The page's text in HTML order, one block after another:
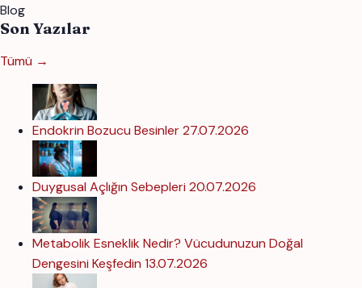
Blog
Son Yazılar
Tümü →
Endokrin Bozucu Besinler27.07.2026
Duygusal Açlığın Sebepleri 20.07.2026
Metabolik Esneklik Nedir? Vücudunuzun Doğal
Dengesini Keşfedin 13.07.2026